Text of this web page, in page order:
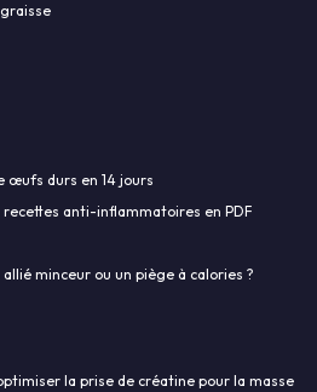
œufs durs en 14 jours
anti-inflammatoires en PDF
minceur ou un piège à calories ?
la prise de créatine pour la masse